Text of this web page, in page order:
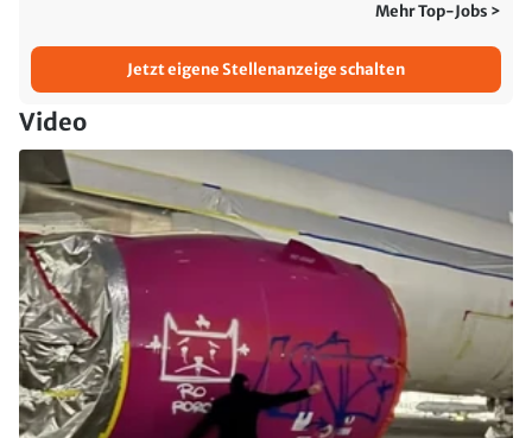
Mehr Top-Jobs >
Jetzt eigene Stellenanzeige schalten
Video